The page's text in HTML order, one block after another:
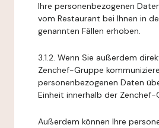
Ihre personenbezogenen
vom Restaurant bei Ihnen in
genannten Fällen erhoben.
3.1.2. Wenn Sie außerdem
Zenchef-Gruppe
personenbezogenen Daten
Einheit innerhalb der Zenchef-
Außerdem können Ihre